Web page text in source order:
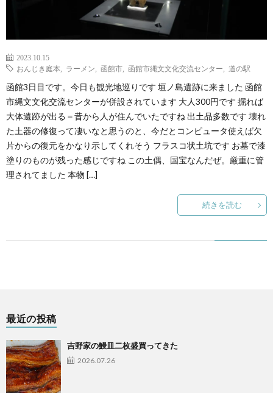
2023.10.15
おんじき庭本
ラーメン 函館市 函館市縄文文化交流センター 道の駅
函館3日目です。今日も観光地巡りです 垣ノ島遺跡に来ました 函館
市縄文文化交流センターが併設されています 大人300円です 掘れば
大体遺跡が出る＝昔から人が住んでいたですね 出土品多数です 壊れ
た土器の修復って凄いなと思うのと、今だとコンピュータ使えば欠
片からの復元をかなり示してくれそう フラスコ状土坑です お墓で漆
塗りのものが残った感じですね この土偶、国宝なんだぜ。厳重に管
理されてました 本物 […]
続きを読む
最近の投稿
吉野家の鰻皿二枚盛買ってきた
2026.07.26